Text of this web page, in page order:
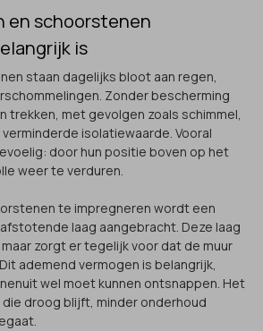
en schoorstenen
is
staan dagelijks bloot aan regen,
Zonder bescherming
trekken, met gevolgen zoals schimmel,
isolatiewaarde. Vooral
door hun positie boven op het
weer te verduren.
te impregneren wordt een
laag aangebracht. Deze laag
zorgt er tegelijk voor dat de muur
ademend vermogen is belangrijk,
wel moet kunnen ontsnappen. Het
droog blijft, minder onderhoud